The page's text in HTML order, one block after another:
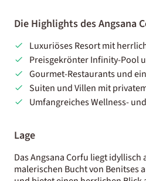
Die Highlights des Angsana
Luxuriöses Resort mit
Preisgekrönter Infinity-Pool
Gourmet-Restaurants und
Suiten und Villen mit
Umfangreiches Wellness-
Lage
Das Angsana Corfu liegt idyllisch
malerischen Bucht von Benitses